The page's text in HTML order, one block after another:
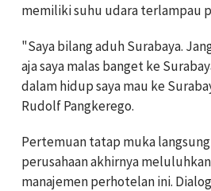
memiliki suhu udara terlampau
"Saya bilang aduh Surabaya.
aja saya malas banget ke
dalam hidup saya mau ke
Rudolf Pangkerego.
Pertemuan tatap muka
perusahaan akhirnya
manajemen perhotelan ini.